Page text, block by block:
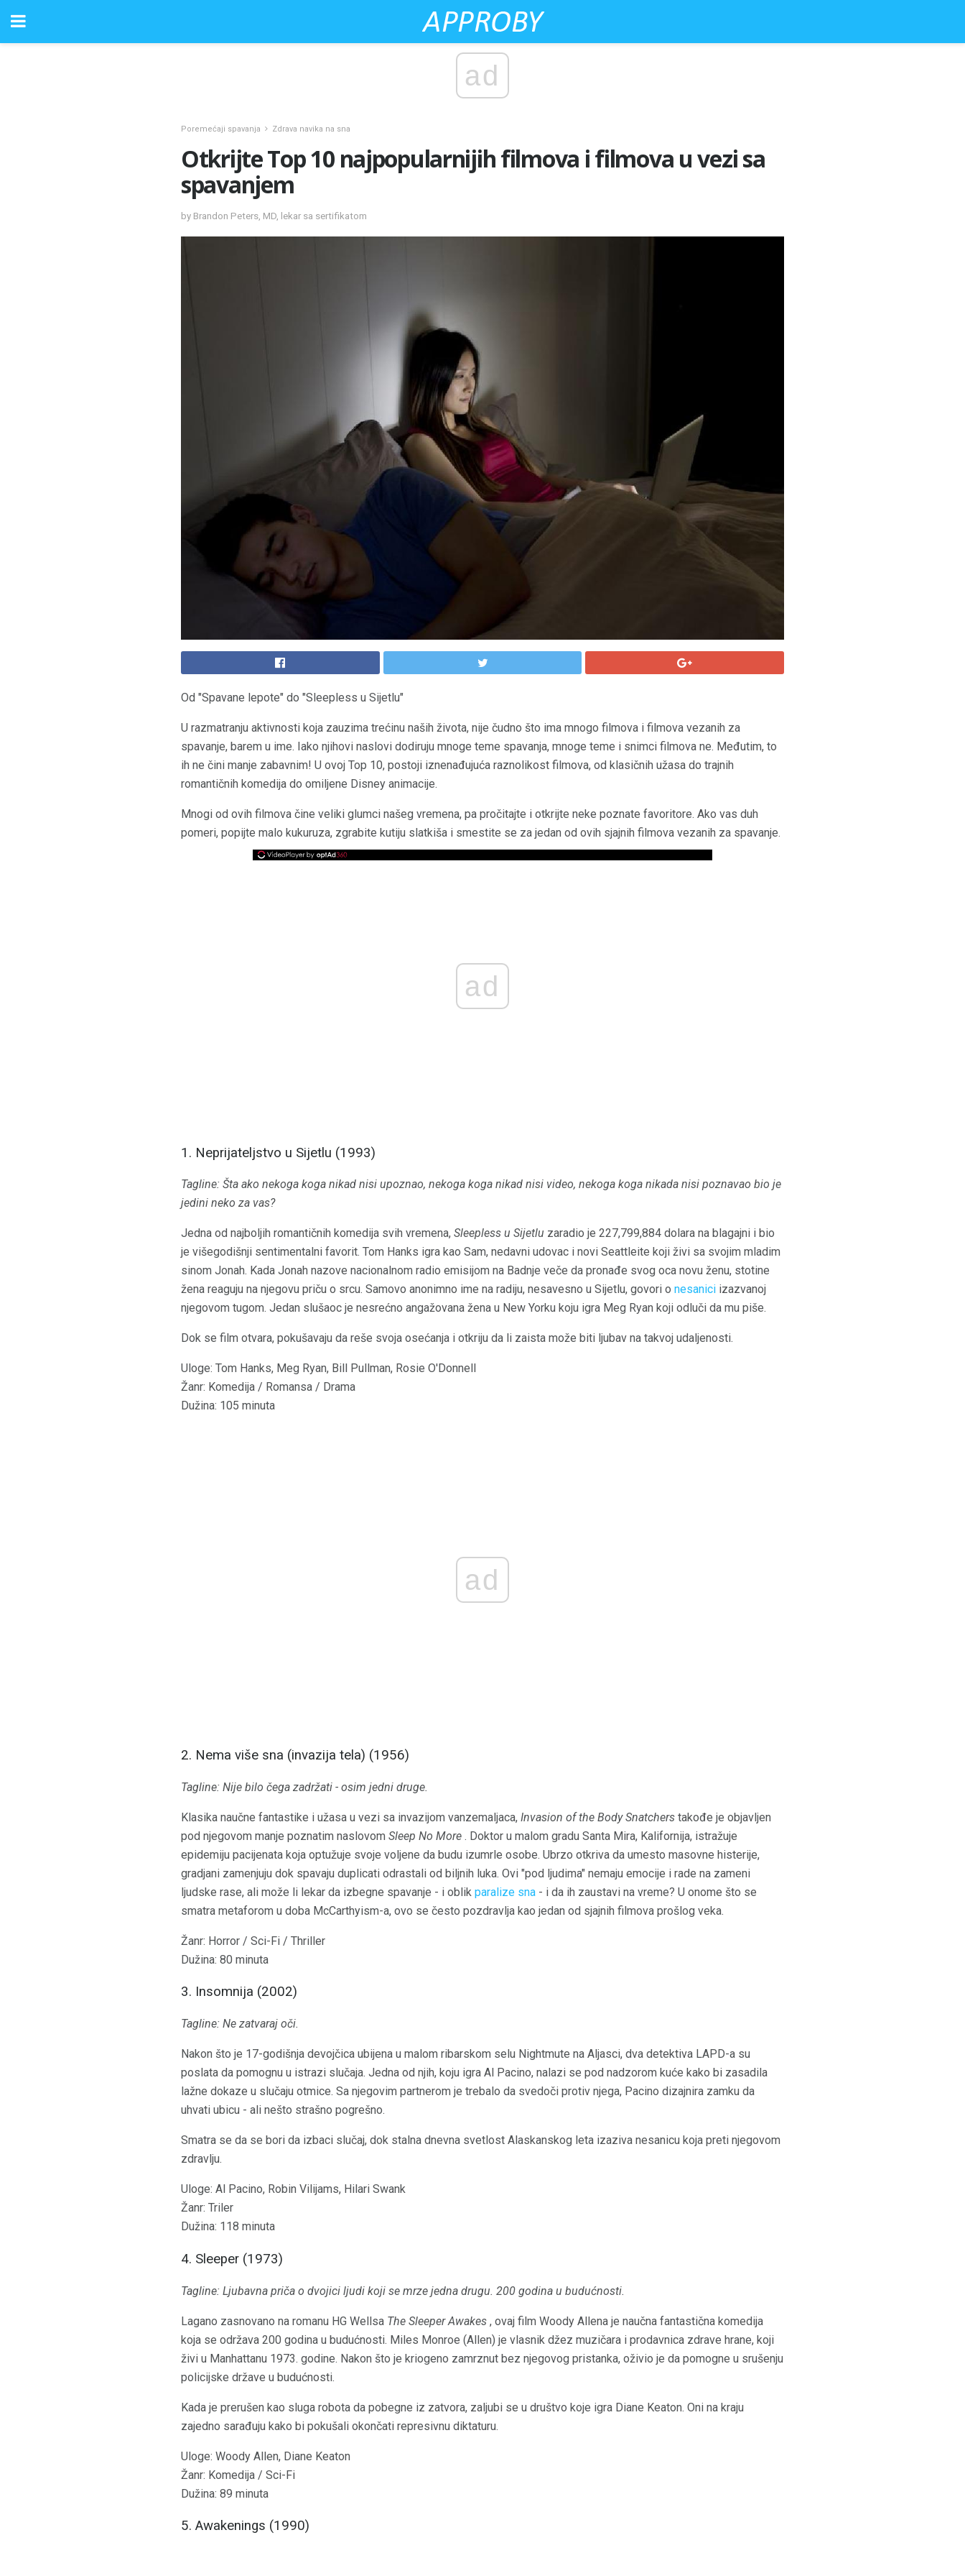
ad
Poremećaji spavanja Zdrava navika na sna
Otkrijte Top 10 najpopularnijih filmova i filmova u vezi sa
spavanjem
by Brandon Peters, MD, lekar sa sertifikatom
Od "Spavane lepote" do "Sleepless u Sijetlu"
U razmatranju aktivnosti koja zauzima trećinu naših života, nije čudno što ima mnogo filmova i filmova vezanih za
spavanje, barem u ime. Iako njihovi naslovi dodiruju mnoge teme spavanja, mnoge teme i snimci filmova ne. Međutim, to
ih ne čini manje zabavnim! U ovoj Top 10, postoji iznenađujuća raznolikost filmova, od klasičnih užasa do trajnih
romantičnih komedija do omiljene Disney animacije.
Mnogi od ovih filmova čine veliki glumci našeg vremena, pa pročitajte i otkrijte neke poznate favoritore. Ako vas duh
pomeri, popijte malo kukuruza, zgrabite kutiju slatkiša i smestite se za jedan od ovih sjajnih filmova vezanih za spavanje.
ad
1. Neprijateljstvo u Sijetlu (1993)
Tagline: Šta ako nekoga koga nikad nisi upoznao, nekoga koga nikad nisi video, nekoga koga nikada nisi poznavao bio je
jedini neko za vas?
Jedna od najboljih romantičnih komedija svih vremena, Sleepless u Sijetlu zaradio je 227,799,884 dolara na blagajni i bio
je višegodišnji sentimentalni favorit. Tom Hanks igra kao Sam, nedavni udovac i novi Seattleite koji živi sa svojim mladim
sinom Jonah. Kada Jonah nazove nacionalnom radio emisijom na Badnje veče da pronađe svog oca novu ženu, stotine
žena reaguju na njegovu priču o srcu. Samovo anonimno ime na radiju, nesavesno u Sijetlu, govori o nesanici izazvanoj
njegovom tugom. Jedan slušaoc je nesrećno angažovana žena u New Yorku koju igra Meg Ryan koji odluči da mu piše.
Dok se film otvara, pokušavaju da reše svoja osećanja i otkriju da li zaista može biti ljubav na takvoj udaljenosti.
Uloge: Tom Hanks, Meg Ryan, Bill Pullman, Rosie O'Donnell
Žanr: Komedija / Romansa / Drama
Dužina: 105 minuta
ad
2. Nema više sna (invazija tela) (1956)
Tagline: Nije bilo čega zadržati - osim jedni druge.
Klasika naučne fantastike i užasa u vezi sa invazijom vanzemaljaca, Invasion of the Body Snatchers takođe je objavljen
pod njegovom manje poznatim naslovom Sleep No More . Doktor u malom gradu Santa Mira, Kalifornija, istražuje
epidemiju pacijenata koja optužuje svoje voljene da budu izumrle osobe. Ubrzo otkriva da umesto masovne histerije,
gradjani zamenjuju dok spavaju duplicati odrastali od biljnih luka. Ovi "pod ljudima" nemaju emocije i rade na zameni
ljudske rase, ali može li lekar da izbegne spavanje - i oblik paralize sna - i da ih zaustavi na vreme? U onome što se
smatra metaforom u doba McCarthyism-a, ovo se često pozdravlja kao jedan od sjajnih filmova prošlog veka.
Žanr: Horror / Sci-Fi / Thriller
Dužina: 80 minuta
3. Insomnija (2002)
Tagline: Ne zatvaraj oči.
Nakon što je 17-godišnja devojčica ubijena u malom ribarskom selu Nightmute na Aljasci, dva detektiva LAPD-a su
poslata da pomognu u istrazi slučaja. Jedna od njih, koju igra Al Pacino, nalazi se pod nadzorom kuće kako bi zasadila
lažne dokaze u slučaju otmice. Sa njegovim partnerom je trebalo da svedoči protiv njega, Pacino dizajnira zamku da
uhvati ubicu - ali nešto strašno pogrešno.
Smatra se da se bori da izbaci slučaj, dok stalna dnevna svetlost Alaskanskog leta izaziva nesanicu koja preti njegovom
zdravlju.
Uloge: Al Pacino, Robin Vilijams, Hilari Swank
Žanr: Triler
Dužina: 118 minuta
4. Sleeper (1973)
Tagline: Ljubavna priča o dvojici ljudi koji se mrze jedna drugu. 200 godina u budućnosti.
Lagano zasnovano na romanu HG Wellsa The Sleeper Awakes , ovaj film Woody Allena je naučna fantastična komedija
koja se održava 200 godina u budućnosti. Miles Monroe (Allen) je vlasnik džez muzičara i prodavnica zdrave hrane, koji
živi u Manhattanu 1973. godine. Nakon što je kriogeno zamrznut bez njegovog pristanka, oživio je da pomogne u srušenju
policijske države u budućnosti.
Kada je prerušen kao sluga robota da pobegne iz zatvora, zaljubi se u društvo koje igra Diane Keaton. Oni na kraju
zajedno sarađuju kako bi pokušali okončati represivnu diktaturu.
Uloge: Woody Allen, Diane Keaton
Žanr: Komedija / Sci-Fi
Dužina: 89 minuta
5. Awakenings (1990)